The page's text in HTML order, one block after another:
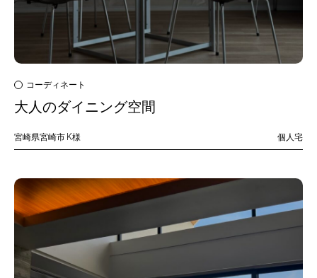
コーディネート
大人のダイニング空間
宮崎県宮崎市 K様 個人宅